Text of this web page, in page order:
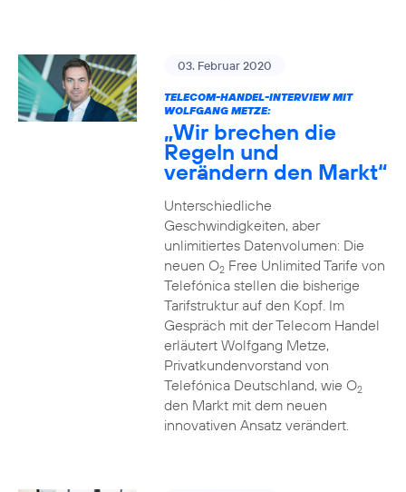
03. Februar 2020
TELECOM-HANDEL-INTERVIEW MIT
WOLFGANG METZE:
„Wir brechen die
Regeln und
verändern den Markt“
Unterschiedliche
Geschwindigkeiten, aber
unlimitiertes Datenvolumen: Die
neuen O2Free Unlimited Tarife von
Telefónica stellen die bisherige
Tarifstruktur auf den Kopf. Im
Gespräch mit der Telecom Handel
erläutert Wolfgang Metze,
Privatkundenvorstand von
Telefónica Deutschland, wie O2
den Markt mit dem neuen
innovativen Ansatz verändert.